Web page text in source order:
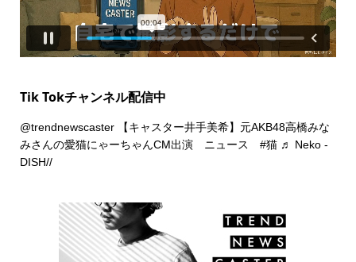
Tik Tokチャンネル配信中
@trendnewscaster【キャスター井手美希】元AKB48高橋みな
みさんの愛猫にゃーちゃんCM出演 ニュース #猫 ♬ Neko -
DISH//